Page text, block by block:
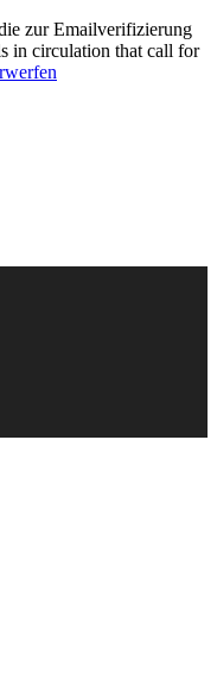
zur Emailverifizierung
in circulation that call for